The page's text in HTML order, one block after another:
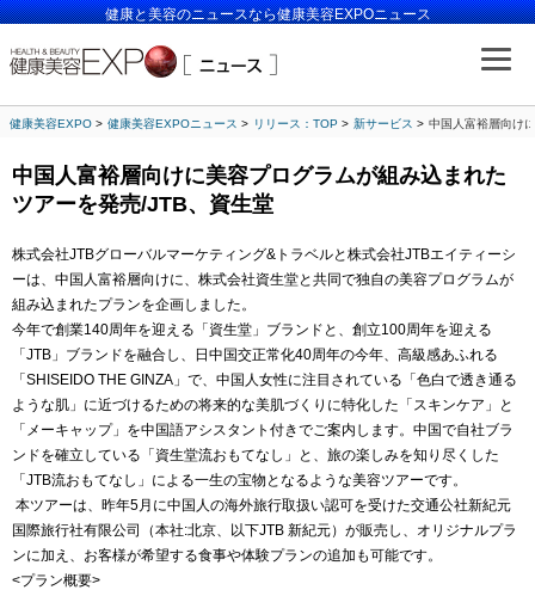
健康と美容のニュースなら健康美容EXPOニュース
健康美容EXPO 健康美容EXPOニュース リリース：TOP 新サービス 中国人富裕層向け
中国人富裕層向けに美容プログラムが組み込まれた
ツアーを発売/JTB、資生堂
株式会社JTBグローバルマーケティング&トラベルと株式会社JTBエイティーシ
ーは、中国人富裕層向けに、株式会社資生堂と共同で独自の美容プログラムが
組み込まれたプランを企画しました。
今年で創業140周年を迎える「資生堂」ブランドと、創立100周年を迎える
「JTB」ブランドを融合し、日中国交正常化40周年の今年、高級感あふれる
「SHISEIDO THE GINZA」で、中国人女性に注目されている「色白で透き通る
ような肌」に近づけるための将来的な美肌づくりに特化した「スキンケア」と
「メーキャップ」を中国語アシスタント付きでご案内します。中国で自社ブラ
ンドを確立している「資生堂流おもてなし」と、旅の楽しみを知り尽くした
「JTB流おもてなし」による一生の宝物となるような美容ツアーです。
本ツアーは、昨年5月に中国人の海外旅行取扱い認可を受けた交通公社新紀元
国際旅行社有限公司（本社:北京、以下JTB 新紀元）が販売し、オリジナルプラ
ンに加え、お客様が希望する食事や体験プランの追加も可能です。
<プラン概要>